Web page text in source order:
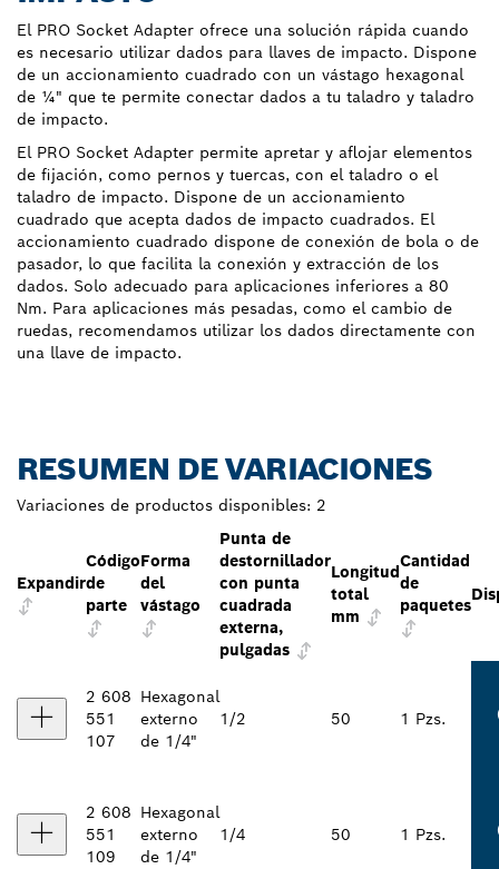
El PRO Socket Adapter ofrece una solución rápida cuando
es necesario utilizar dados para llaves de impacto. Dispone
de un accionamiento cuadrado con un vástago hexagonal
de ¼" que te permite conectar dados a tu taladro y taladro
de impacto.
El PRO Socket Adapter permite apretar y aflojar elementos
de fijación, como pernos y tuercas, con el taladro o el
taladro de impacto. Dispone de un accionamiento
cuadrado que acepta dados de impacto cuadrados. El
accionamiento cuadrado dispone de conexión de bola o de
pasador, lo que facilita la conexión y extracción de los
dados. Solo adecuado para aplicaciones inferiores a 80
Nm. Para aplicaciones más pesadas, como el cambio de
ruedas, recomendamos utilizar los dados directamente con
una llave de impacto.
RESUMEN DE VARIACIONES
Variaciones de productos disponibles: 2
Expandir
Código
de
parte
Forma
del
vástago
Punta de
destornillador
con punta
cuadrada
externa,
pulgadas
Longitud
total
mm
Cantidad
de
paquetes
2 608
551
107
Hexagonal
externo
de 1/4"
1/2 50 1 Pzs.
2 608
551
109
Hexagonal
externo
de 1/4"
1/4 50 1 Pzs.